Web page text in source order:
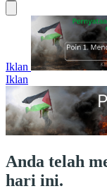
Iklan
Iklan
Anda telah
hari ini.